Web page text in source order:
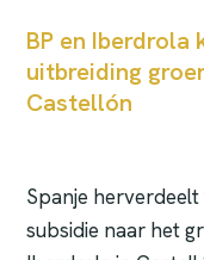
BP en
uitbreiding
Castellón
Spanje
subsidie naar het